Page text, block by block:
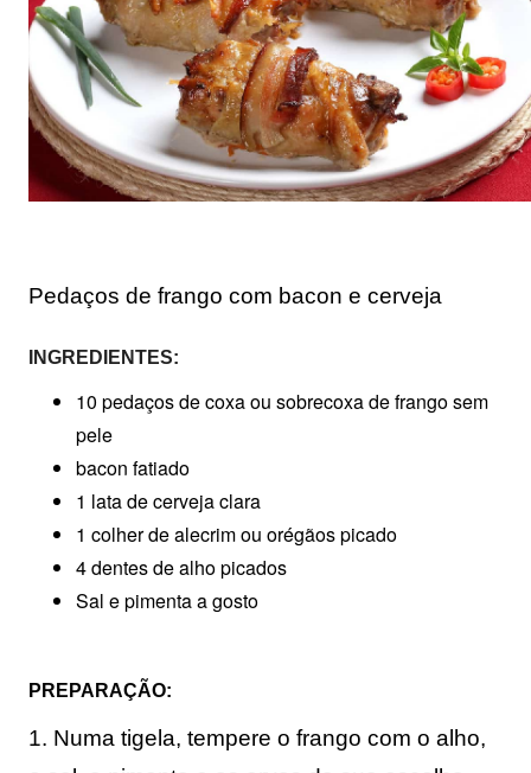
Pedaços de frango com bacon e cerveja
INGREDIENTES:
10 pedaços de coxa ou sobrecoxa de frango sem
pele
bacon fatiado
1 lata de cerveja clara
1 colher de alecrim ou orégãos picado
4 dentes de alho picados
Sal e pimenta a gosto
PREPARAÇÃO:
1. Numa tigela, tempere o frango com o alho,